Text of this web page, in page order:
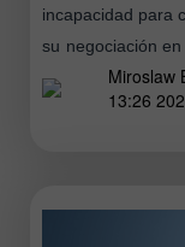
incapacidad para
su negociación
indica
Miroslaw
13:26